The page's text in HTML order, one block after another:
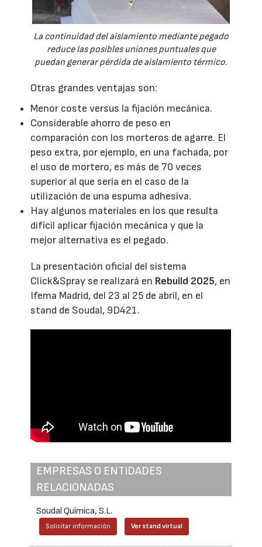
La continuidad del aislamiento mediante pegado
reduce las posibles uniones puntuales que
puedan generar pérdida de aislamiento térmico.
Otras grandes ventajas son:
Menor coste versus la fijación mecánica.
Considerable ahorro de peso en
comparación con los morteros de agarre. El
peso extra, por ejemplo, en una fachada, por
el uso de mortero, es más de 70 veces
superior al que sería en el caso de la
utilización de una espuma adhesiva.
Hay algunos materiales en los que resulta
difícil aplicar fijación mecánica y que la
mejor alternativa es el pegado.
La presentación oficial del sistema
Click&Spray se realizará en Rebuild 2025, en
Ifema Madrid, del 23 al 25 de abril, en el
stand de Soudal, 9D421.
EMPRESAS O ENTIDADES
RELACIONADAS
Soudal Química, S.L.
Solicitar información Ver stand virtual